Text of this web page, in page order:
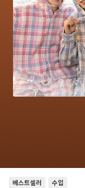
베스트셀러 수입